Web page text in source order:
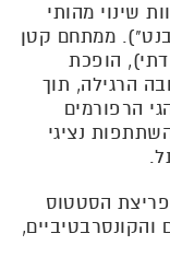
שינוי מהותי
ממתחם קטן
הופכת
הרגילה, תוך
הרפורמים
נציגי
הסטטוס
והקונסרבטיביים,